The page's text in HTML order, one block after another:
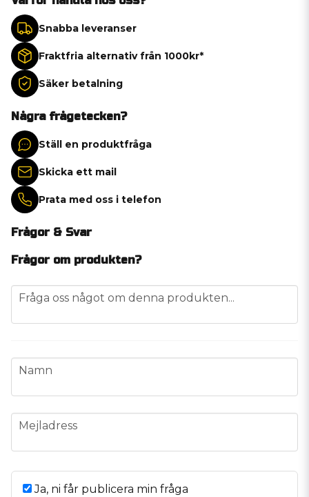
Snabba leveranser
Fraktfria alternativ från 1000kr*
Säker betalning
Några frågetecken?
Ställ en produktfråga
Skicka ett mail
Prata med oss i telefon
Frågor & Svar
Frågor om produkten?
question
Fråga oss något om denna produkten...
name
Namn
email
Mejladress
Ja, ni får publicera min fråga